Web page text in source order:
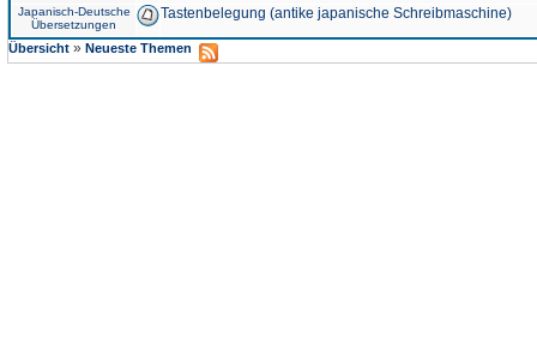
Japanisch-Deutsche
Übersetzungen
Tastenbelegung (antike japanische Schreibmaschine)
Übersicht » Neueste Themen